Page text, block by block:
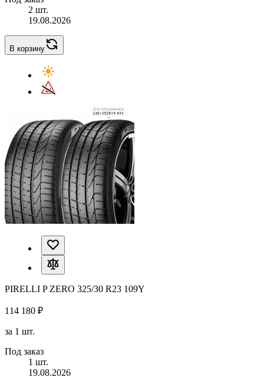
2 шт.
19.08.2026
В корзину
PIRELLI P ZERO 325/30 R23 109Y
114 180 ₽
за 1 шт.
Под заказ
1 шт.
19.08.2026